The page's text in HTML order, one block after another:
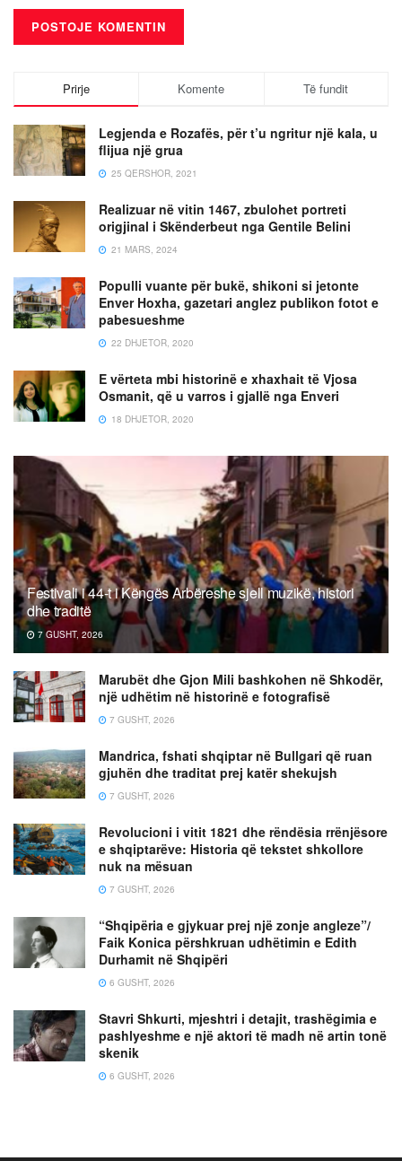
Prirje Komente Të fundit
Legjenda e Rozafës, për t’u ngritur një kala, u
flijua një grua
25 QERSHOR, 2021
Realizuar në vitin 1467, zbulohet portreti
origjinal i Skënderbeut nga Gentile Belini
21 MARS, 2024
Populli vuante për bukë, shikoni si jetonte
Enver Hoxha, gazetari anglez publikon fotot e
pabesueshme
22 DHJETOR, 2020
E vërteta mbi historinë e xhaxhait të Vjosa
Osmanit, që u varros i gjallë nga Enveri
18 DHJETOR, 2020
Festivali i 44-t i Këngës Arbëreshe sjell muzikë, histori
dhe traditë
7 GUSHT, 2026
Marubët dhe Gjon Mili bashkohen në Shkodër,
një udhëtim në historinë e fotografisë
7 GUSHT, 2026
Mandrica, fshati shqiptar në Bullgari që ruan
gjuhën dhe traditat prej katër shekujsh
7 GUSHT, 2026
Revolucioni i vitit 1821 dhe rëndësia rrënjësore
e shqiptarëve: Historia që tekstet shkollore
nuk na mësuan
7 GUSHT, 2026
“Shqipëria e gjykuar prej një zonje angleze”/
Faik Konica përshkruan udhëtimin e Edith
Durhamit në Shqipëri
6 GUSHT, 2026
Stavri Shkurti, mjeshtri i detajit, trashëgimia e
pashlyeshme e një aktori të madh në artin tonë
skenik
6 GUSHT, 2026